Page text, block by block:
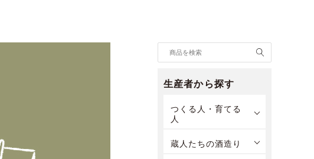
生産者から探す
つくる人・育てる
人
蔵人たちの酒造り